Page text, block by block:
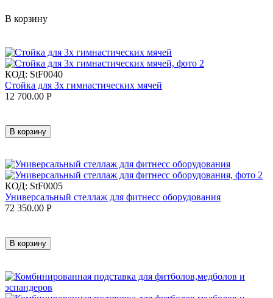
В корзину
КОД: StF0040
Стойка для 3х гимнастических мячей
12 700.00 Р
В корзину
КОД: StF0005
Универсальный стеллаж для фитнесс оборудования
72 350.00 Р
В корзину